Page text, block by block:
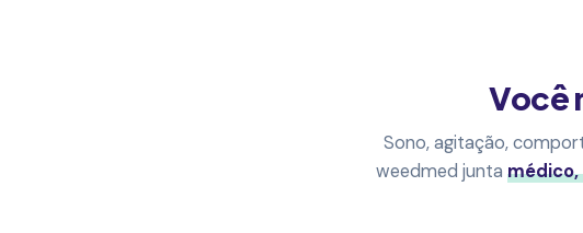
Você
Sono, agitação,
weedmed junta médico,